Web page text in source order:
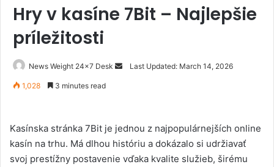
Hry v kasíne 7Bit – Najlepšie
príležitosti
News Weight 24x7 Desk
a
n
Last Updated: March 14, 2026
1,028 3 minutes read
Kasínska stránka 7Bit je jednou z najpopulárnejších online
kasín na trhu. Má dlhou históriu a dokázalo si udržiavať
svoj prestížny postavenie vďaka kvalite služieb, širému